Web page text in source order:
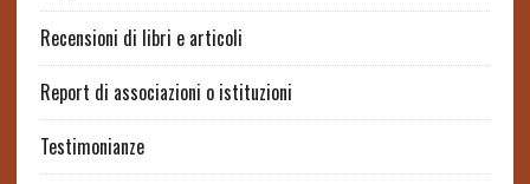
Recensioni di libri e articoli
Report di associazioni o istituzioni
Testimonianze